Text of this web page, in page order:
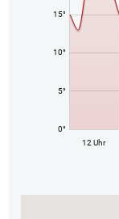
0°
5°
10°
15°
12 Uhr